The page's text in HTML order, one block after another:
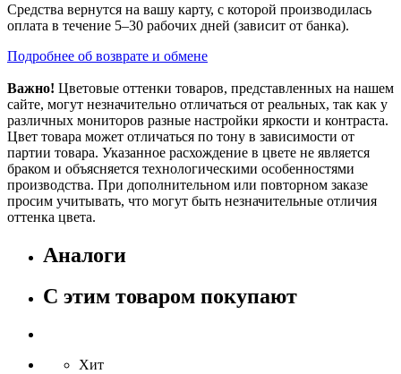
Средства вернутся на вашу карту, с которой производилась
оплата в течение 5–30 рабочих дней (зависит от банка).
Подробнее об возврате и обмене
Важно! Цветовые оттенки товаров, представленных на нашем
сайте, могут незначительно отличаться от реальных, так как у
различных мониторов разные настройки яркости и контраста.
Цвет товара может отличаться по тону в зависимости от
партии товара. Указанное расхождение в цвете не является
браком и объясняется технологическими особенностями
производства. При дополнительном или повторном заказе
просим учитывать, что могут быть незначительные отличия
оттенка цвета.
Аналоги
С этим товаром покупают
Хит